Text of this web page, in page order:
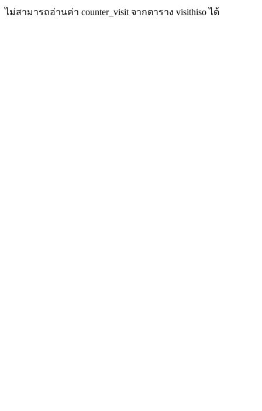
ไม่สามารถอ่านค่า counter_visit จากตาราง visithiso ได้